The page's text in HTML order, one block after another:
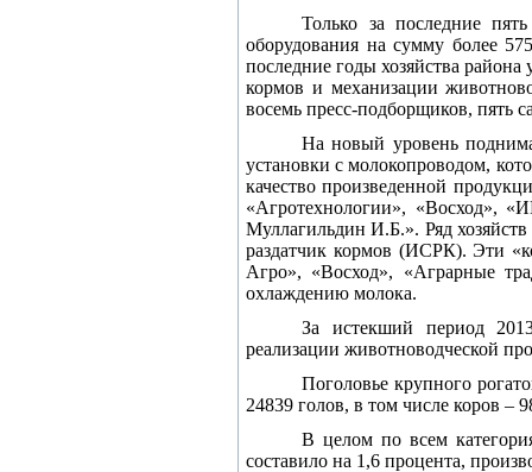
Только за последние
оборудования на сумму более
последние годы хозяйства
кормов и механизации
восемь пресс-подборщиков, пять
На новый уровень
установки с молокопроводом,
качество произведенной
«Агротехнологии»,
Муллагильдин И.Б.». Ряд
раздатчик кормов (ИСРК). Эти
Агро», «Восход», «Аграрные
охлаждению молока.
За истекший период
реализации животноводческой
Поголовье крупного
24839 голов, в том числе коров –
В целом по всем
составило на 1,6 процента,